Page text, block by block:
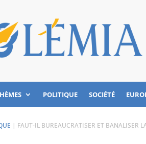
POLITIQUE SOCIÉTÉ
| FAUT-IL BUREAUCRATISER ET BANALISER